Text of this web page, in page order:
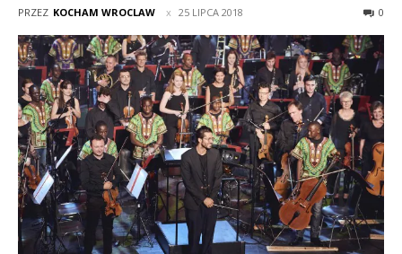
PRZEZ KOCHAM WROCLAW 25 LIPCA 2018 0